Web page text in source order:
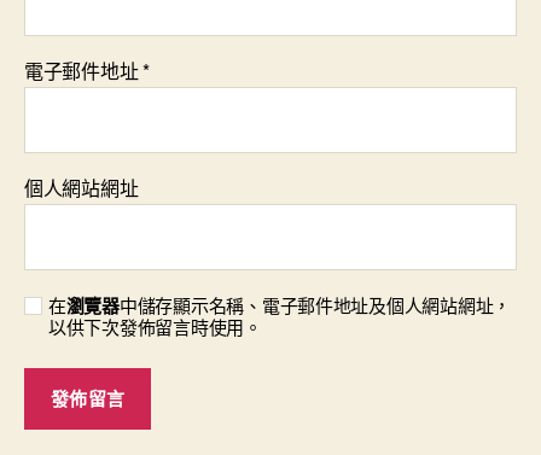
電子郵件地址*
個人網站網址
在瀏覽器中儲存顯示名稱、電子郵件地址及個人網站網址，
以供下次發佈留言時使用。